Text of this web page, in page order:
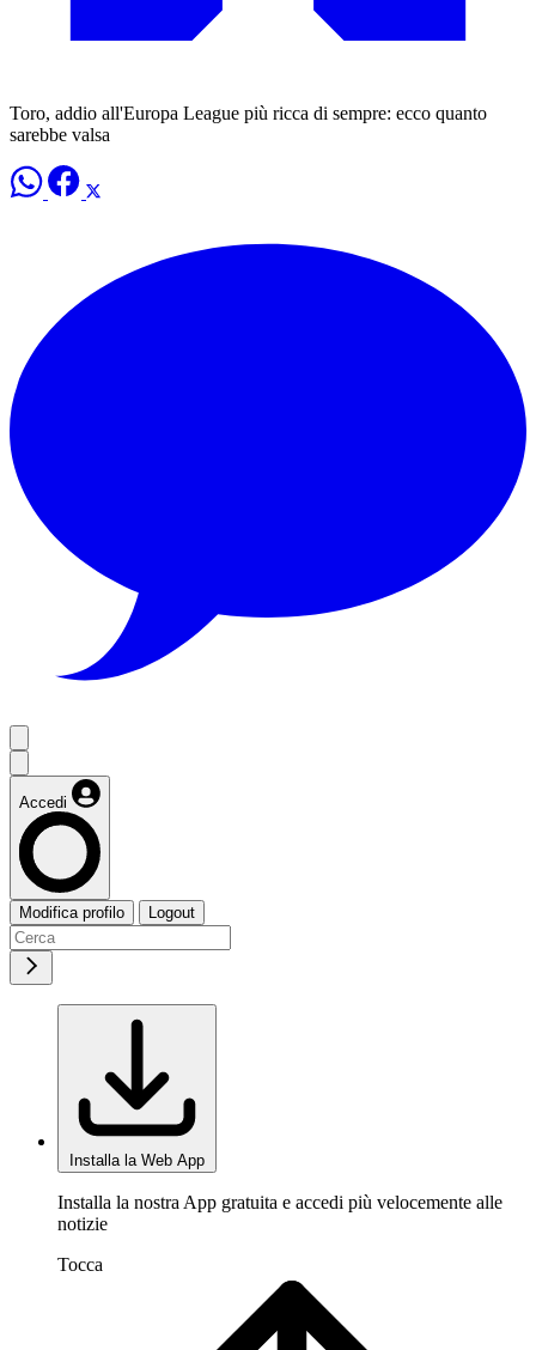
Toro, addio all'Europa League più ricca di sempre: ecco quanto
sarebbe valsa
Accedi
Modifica profilo Logout
Installa la Web App
Installa la nostra App gratuita e accedi più velocemente alle
notizie
Tocca